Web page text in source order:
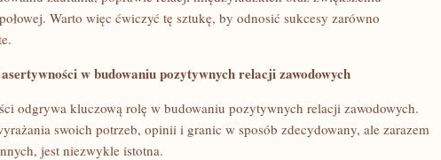
Warto więc ćwiczyć⁣ tę sztukę, by odnosić sukcesy zarówno
w budowaniu pozytywnych relacji zawodowych
odgrywa ​kluczową rolę w budowaniu pozytywnych‍ relacji ‌zawodowych.
swoich⁤ potrzeb, opinii i granic w ⁤sposób zdecydowany, ale zarazem
jest niezwykle istotna.